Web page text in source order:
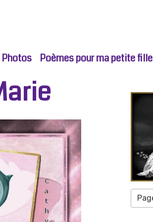
Poèmes pour ma petite fille